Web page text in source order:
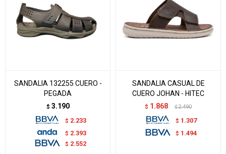
SANDALIA 132255 CUERO -
PEGADA
$ 3.190
$ 2.233
$ 2.393
$ 2.552
SANDALIA CASUAL DE
CUERO JOHAN - HITEC
$ 1.868 $ 2.490
$ 1.307
$ 1.494